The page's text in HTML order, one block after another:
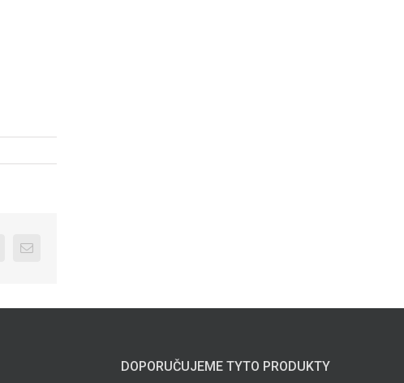
E-
DOPORUČUJEME TYTO PRODUKTY